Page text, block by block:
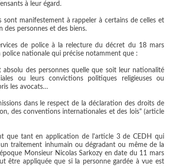
à leur égard.
sont manifestement à rappeler à certains de celles et
personnes et des biens.
de police à la relecture du décret du 18 mars
nationale qui précise notamment que :
des personnes quelle que soit leur nationalité
ou leurs convictions politiques religieuses ou
les avocats…
dans le respect de la déclaration des droits de
des conventions internationales et des lois" (article
que tant en application de l'article 3 de CEDH qui
traitement inhumain ou dégradant ou même de la
Monsieur Nicolas Sarkozy en date du 11 mars
être appliquée que si la personne gardée à vue est